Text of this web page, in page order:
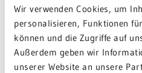
Wir verwenden Cookies, um
personalisieren, Funktionen
können und die Zugriffe auf
Außerdem geben wir
unserer Website an unsere
sie keine Tabletten. Der Arzt sagt:
Potential“.